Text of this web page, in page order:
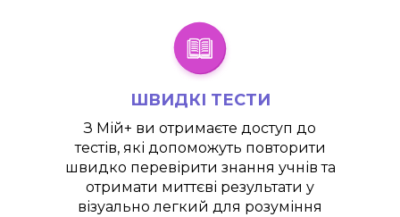
ШВИДКІ ТЕСТИ
З Мій+ ви отримаєте доступ до
тестів, які допоможуть повторити
швидко перевірити знання учнів та
отримати миттєві результати у
візуально легкий для розуміння